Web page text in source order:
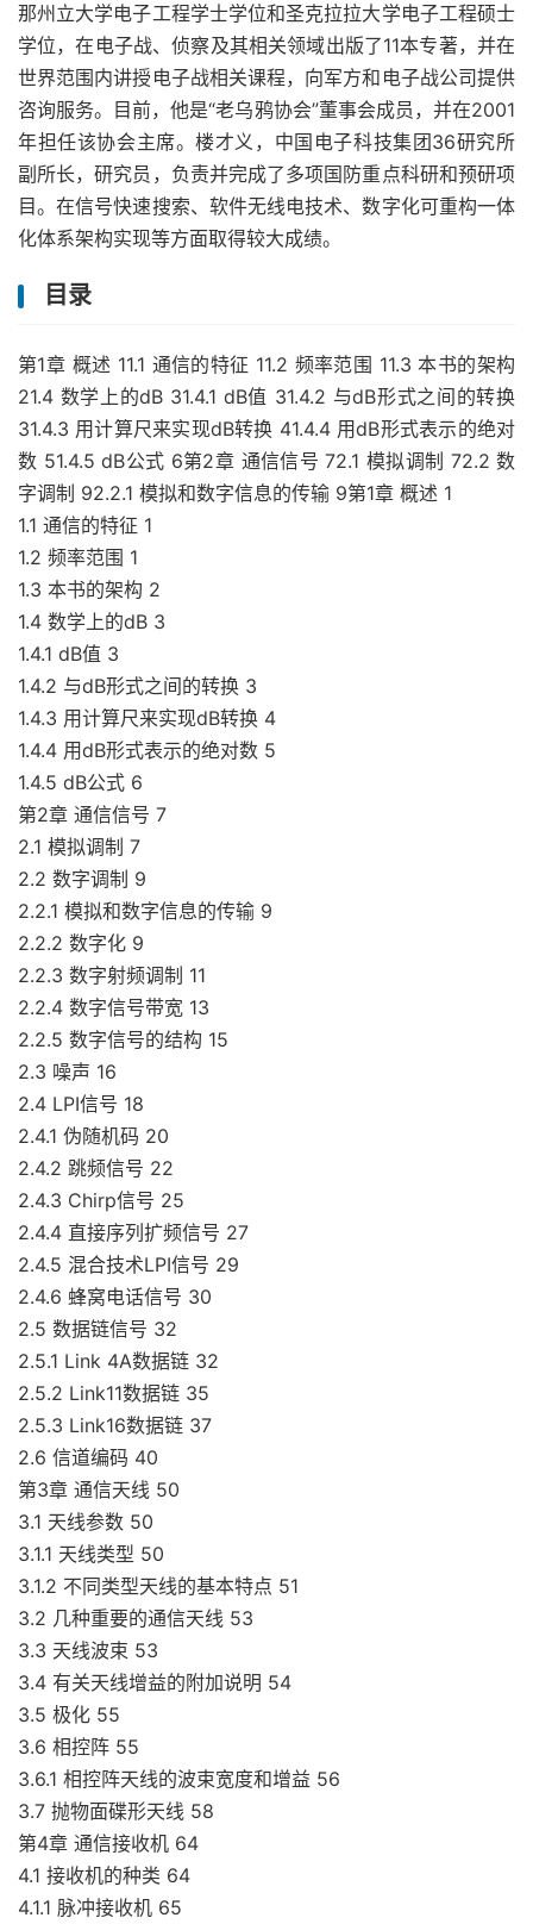
那州立大学电子工程学士学位和圣克拉拉大学电子工程硕士
学位，在电子战、侦察及其相关领域出版了11本专著，并在
世界范围内讲授电子战相关课程，向军方和电子战公司提供
咨询服务。目前，他是“老乌鸦协会”董事会成员，并在2001
年担任该协会主席。楼才义，中国电子科技集团36研究所
副所长，研究员，负责并完成了多项国防重点科研和预研项
目。在信号快速搜索、软件无线电技术、数字化可重构一体
化体系架构实现等方面取得较大成绩。
目录
第1章 概述 11.1 通信的特征 11.2 频率范围 11.3 本书的架构
21.4 数学上的dB 31.4.1 dB值 31.4.2 与dB形式之间的转换
31.4.3 用计算尺来实现dB转换 41.4.4 用dB形式表示的绝对
数 51.4.5 dB公式 6第2章 通信信号 72.1 模拟调制 72.2 数
字调制 92.2.1 模拟和数字信息的传输 9第1章 概述 1
1.1 通信的特征 1
1.2 频率范围 1
1.3 本书的架构 2
1.4 数学上的dB 3
1.4.1 dB值 3
1.4.2 与dB形式之间的转换 3
1.4.3 用计算尺来实现dB转换 4
1.4.4 用dB形式表示的绝对数 5
1.4.5 dB公式 6
第2章 通信信号 7
2.1 模拟调制 7
2.2 数字调制 9
2.2.1 模拟和数字信息的传输 9
2.2.2 数字化 9
2.2.3 数字射频调制 11
2.2.4 数字信号带宽 13
2.2.5 数字信号的结构 15
2.3 噪声 16
2.4 LPI信号 18
2.4.1 伪随机码 20
2.4.2 跳频信号 22
2.4.3 Chirp信号 25
2.4.4 直接序列扩频信号 27
2.4.5 混合技术LPI信号 29
2.4.6 蜂窝电话信号 30
2.5 数据链信号 32
2.5.1 Link 4A数据链 32
2.5.2 Link11数据链 35
2.5.3 Link16数据链 37
2.6 信道编码 40
第3章 通信天线 50
3.1 天线参数 50
3.1.1 天线类型 50
3.1.2 不同类型天线的基本特点 51
3.2 几种重要的通信天线 53
3.3 天线波束 53
3.4 有关天线增益的附加说明 54
3.5 极化 55
3.6 相控阵 55
3.6.1 相控阵天线的波束宽度和增益 56
3.7 抛物面碟形天线 58
第4章 通信接收机 64
4.1 接收机的种类 64
4.1.1 脉冲接收机 65